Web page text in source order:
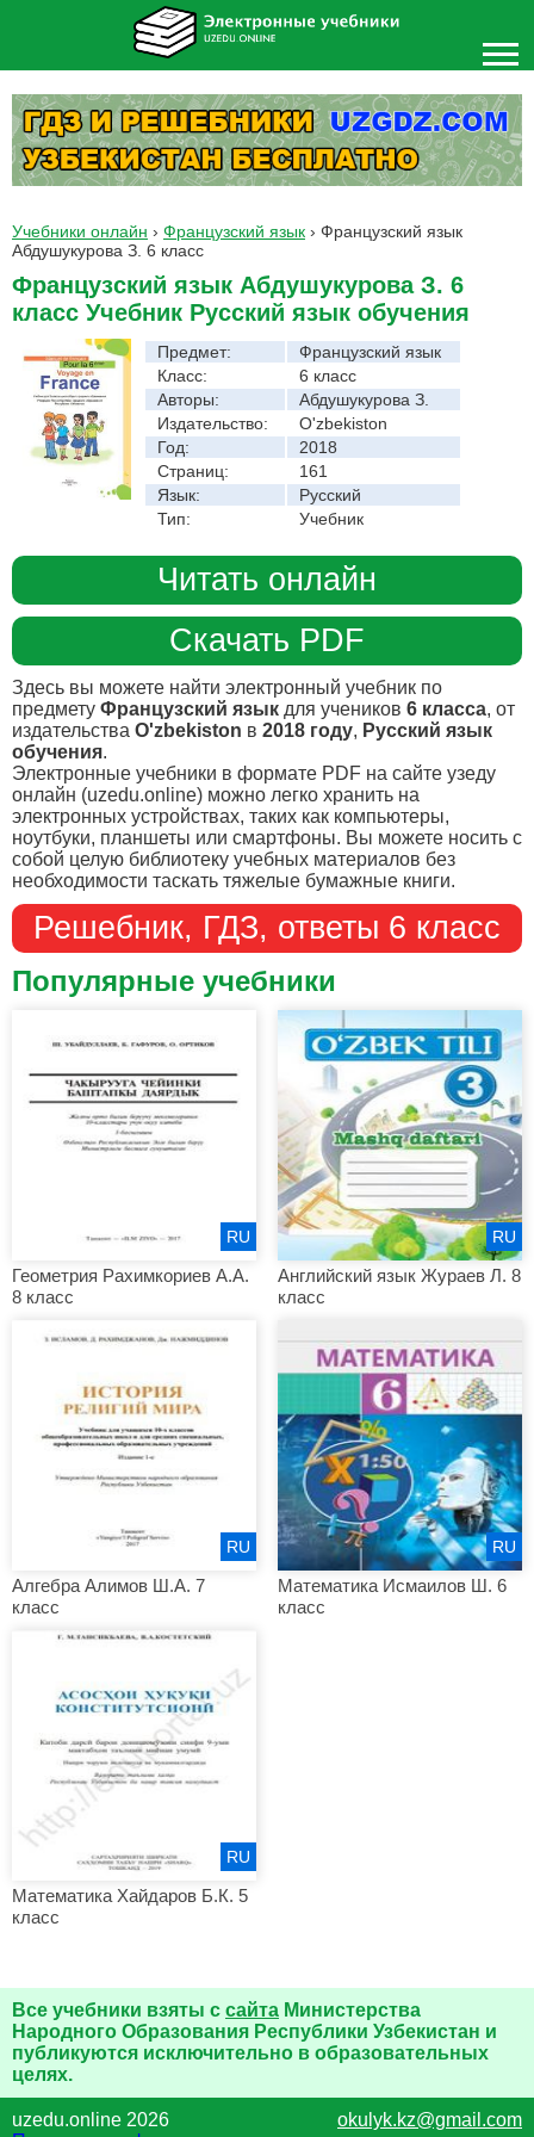
Учебники онлайн › Французский язык › Французский язык
Абдушукурова З. 6 класс
Французский язык Абдушукурова З. 6
класс Учебник Русский язык обучения
Предмет:
Французский язык
Класс:
6 класс
Авторы:
Абдушукурова З.
Издательство:
O'zbekiston
Год:
2018
Страниц:
161
Язык:
Русский
Тип:
Учебник
Читать онлайн
Скачать PDF
Здесь вы можете найти электронный учебник по
предмету Французский язык для учеников 6 класса, от
издательства O'zbekiston в 2018 году, Русский язык
обучения.
Электронные учебники в формате PDF на сайте узеду
онлайн (uzedu.online) можно легко хранить на
электронных устройствах, таких как компьютеры,
ноутбуки, планшеты или смартфоны. Вы можете носить с
собой целую библиотеку учебных материалов без
необходимости таскать тяжелые бумажные книги.
Решебник, ГДЗ, ответы 6 класс
Популярные учебники
Геометрия Рахимкориев А.А.
8 класс
RU
Английский язык Жураев Л. 8
класс
RU
Алгебра Алимов Ш.А. 7
класс
RU
Математика Исмаилов Ш. 6
класс
RU
Математика Хайдаров Б.К. 5
класс
RU
Все учебники взяты с сайта Министерства
Народного Образования Республики Узбекистан и
публикуются исключительно в образовательных
целях.
uzedu.online 2026
okulyk.kz@gmail.com